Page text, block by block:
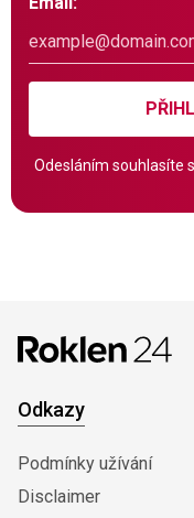
Odesláním souhlasíte
Odkazy
Podmínky užívání
Disclaimer